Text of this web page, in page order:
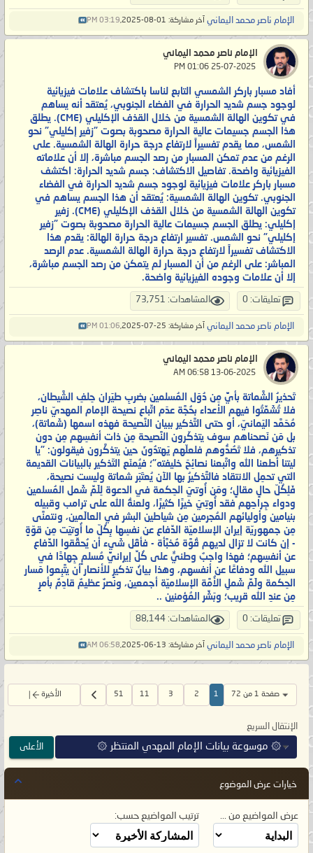
الإمام ناصر محمد اليماني آخر مشاركة: 01-08-2025, 03:19 PM
الإمام ناصر محمد اليماني
أفاد مسبار باركر الشمسي التابع لناسا باكتشاف علامات فيزيائية
لوجود جسم شديد الحرارة في الفضاء الجنوبي، يُعتقد أنه يساهم
في تكوين الهالة الشمسية من خلال القذف الإكليلي (CME). يطلق
هذا الجسم جسيمات عالية الحرارة مصحوبة بصوت "زفير إكليلي" نحو
الشمس، مما يقدم تفسيراً لارتفاع درجة حرارة الهالة الشمسية. على
الرغم من عدم تمكن المسبار من رصد الجسم مباشرة، إلا أن علاماته
الفيزيائية واضحة. تفاصيل الاكتشاف: جسم شديد الحرارة: اكتشف
مسبار باركر علامات فيزيائية لوجود جسم شديد الحرارة في الفضاء
الجنوبي. تكوين الهالة الشمسية: يُعتقد أن هذا الجسم يساهم في
تكوين الهالة الشمسية من خلال القذف الإكليلي (CME). زفير
إكليلي: يطلق الجسم جسيمات عالية الحرارة مصحوبة بصوت "زفير
إكليلي" نحو الشمس. تفسير ارتفاع درجة حرارة الهالة: يقدم هذا
الاكتشاف تفسيراً لارتفاع درجة حرارة الهالة الشمسية. عدم الرصد
المباشر: على الرغم من أن المسبار لم يتمكن من رصد الجسم مباشرة،
إلا أن علامات وجوده الفيزيائية واضحة.
تعليقات: 0 المشاهدات: 73,751
الإمام ناصر محمد اليماني آخر مشاركة: 25-07-2025, 01:06 PM
الإمام ناصر محمد اليماني
تَحذيرُ الشَّماتة بأيٍّ مِن دُوَل المُسلمين بضربِ طيَران حِلفِ الشَّيطان،
فلا تُشَمِّتُوا فيهم الأعداء بحُجَّة عدَم اتِّباع نصيحة الإمام المهديّ ناصِر
مُحَمَّد اليَمانيّ، أو حتى التَّذكير ببيان النَّصيحة فهذه اسمها (شَماتة)،
بل مَن نَصحناهم سوف يتذكّرون النَّصيحة مِن ذات أنفسِهم مِن دون
تذكيرهم، فلا تَصُدُّوهم فلعلّهم يَهتدُونَ حين يتذكَّرون فيقولون: "يا
ليتنا أطعنا الله واتَّبعنا نصائِحَ خليفته"؛ فيُمنَع التّذكير بالبيانات القديمة
التي تحمِل الانتقاد فالتَّذكيرُ بها الآن يُعتَبَر شماتة وليست نصيحة،
فَلِكُلّ حالٍ مقالٍ؛ ومَن أُوتيَ الحِكمة في الدعوة لِلَمِّ شَمل المُسلمين
ودواء جِراحِهم فقد أُوتِيَ خيرًا كثيرًا، ولعنةُ الله على ترامب وقبيله
بنيامين وأوليائهم المُجرمين مِن شياطين البشر في العالَمين، ونتمنَّى
مِن جمهوريّة إيران الإسلاميّة الدِّفاع عن نفسِها بِكُلّ ما أُوتيَت مِن قوّةٍ
- إن كانت لا تزال لديهم قُوَّة مُخبَّأة - فأقَل شَيء أن يُحقِّقوا الدِّفاع
عن أنفسِهم؛ فهذا واجبٌ وطنيٌّ على كُلِّ إيرانيٍّ مُسلمٍ جِهادًا في
سبيل الله ودفاعًا عن أنفسهم، وهذا بيانُ تذكيرٍ للأنصار أن يتَّبِعوا مَسار
الحِكمة ولَمِّ شَملِ الأُمَّة الإسلاميّة أجمعين، ونصرٌ عظيمٌ قادِمٌ بأمرٍ
مِن عندِ الله قريب؛ وبَشِّر المُؤمنين ..
تعليقات: 0 المشاهدات: 88,144
الإمام ناصر محمد اليماني آخر مشاركة: 13-06-2025, 06:58 AM
صفحة 1 من 72 1
2
3
11
51 الأخيرة
الإنتقال السريع
۞ موسوعة بيانات الإمام المهدي المنتظر ۞ الأعلى
خيارات عرض الموضوع
عرض المواضيع من ... ترتيب المواضيع حسب: